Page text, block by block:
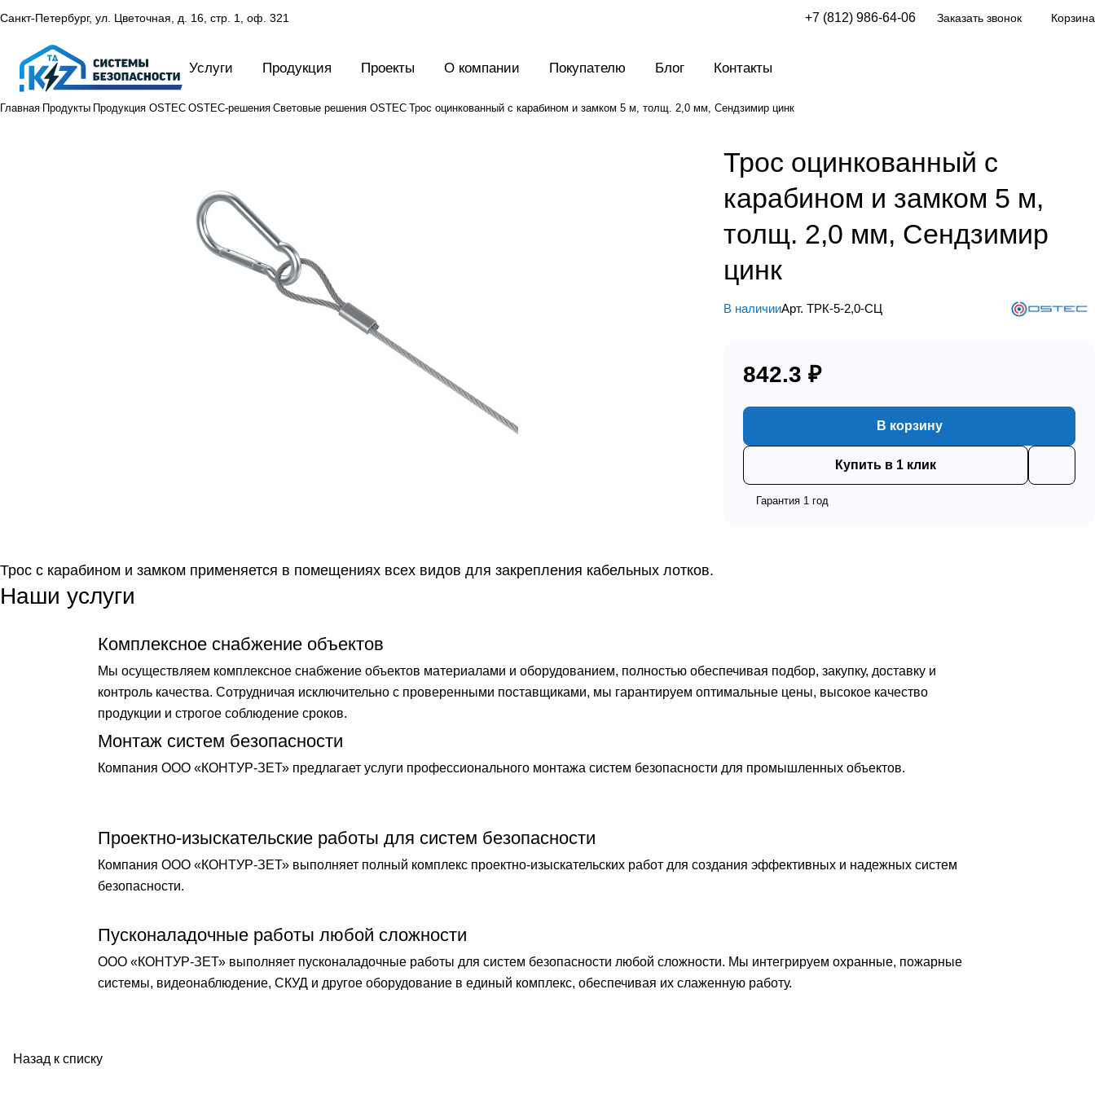
Санкт-Петербург, ул. Цветочная, д. 16, стр. 1, оф. 321 +7 (812) 986-64-06 Заказать звонок Корзина
Услуги Продукция Проекты О компании Покупателю Блог Контакты
Главная Продукты Продукция OSTEC OSTEC-решения Световые решения OSTEC Трос оцинкованный с карабином и замком 5 м, толщ. 2,0 мм, Сендзимир цинк
Трос оцинкованный с
карабином и замком 5 м,
толщ. 2,0 мм, Сендзимир
цинк
В наличииАрт. ТРК-5-2,0-СЦ
842.3 ₽
В корзину
Купить в 1 клик
Гарантия 1 год
Трос с карабином и замком применяется в помещениях всех видов для закрепления кабельных лотков.
Наши услуги
Комплексное снабжение объектов
Мы осуществляем комплексное снабжение объектов материалами и оборудованием, полностью обеспечивая подбор, закупку, доставку и
контроль качества. Сотрудничая исключительно с проверенными поставщиками, мы гарантируем оптимальные цены, высокое качество
продукции и строгое соблюдение сроков.
Монтаж систем безопасности
Компания ООО «КОНТУР-ЗЕТ» предлагает услуги профессионального монтажа систем безопасности для промышленных объектов.
Проектно-изыскательские работы для систем безопасности
Компания ООО «КОНТУР-ЗЕТ» выполняет полный комплекс проектно-изыскательских работ для создания эффективных и надежных систем
безопасности.
Пусконаладочные работы любой сложности
ООО «КОНТУР-ЗЕТ» выполняет пусконаладочные работы для систем безопасности любой сложности. Мы интегрируем охранные, пожарные
системы, видеонаблюдение, СКУД и другое оборудование в единый комплекс, обеспечивая их слаженную работу.
Назад к списку